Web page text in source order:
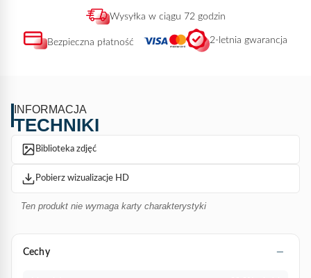
Wysyłka w ciągu 72 godzin
Bezpieczna płatność 2-letnia gwarancja
INFORMACJA
TECHNIKI
Biblioteka zdjęć
Pobierz wizualizacje HD
Ten produkt nie wymaga karty charakterystyki
Cechy